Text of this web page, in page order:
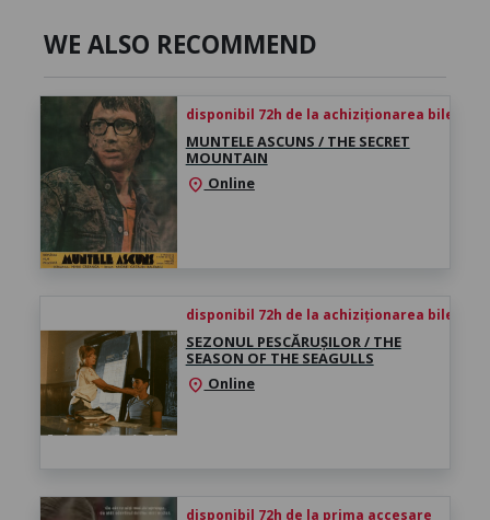
WE ALSO RECOMMEND
disponibil 72h de la achiziționarea biletului
MUNTELE ASCUNS / THE SECRET
MOUNTAIN
location_on Online
disponibil 72h de la achiziționarea biletului
SEZONUL PESCĂRUȘILOR / THE
SEASON OF THE SEAGULLS
location_on Online
disponibil 72h de la prima accesare